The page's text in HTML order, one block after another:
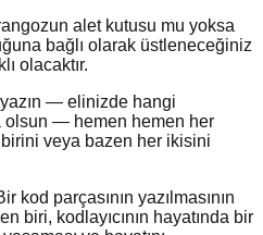
alet kutusu mu yoksa
bağlı olarak üstleneceğiniz
olacaktır.
— elinizde hangi
olsun — hemen hemen her
veya bazen her ikisini
kod parçasının yazılmasının
biri, kodlayıcının hayatında bir